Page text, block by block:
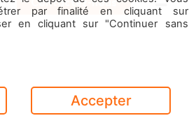
Menu
par finalité en cliquant sur
en cliquant sur "Continuer sans
Accepter